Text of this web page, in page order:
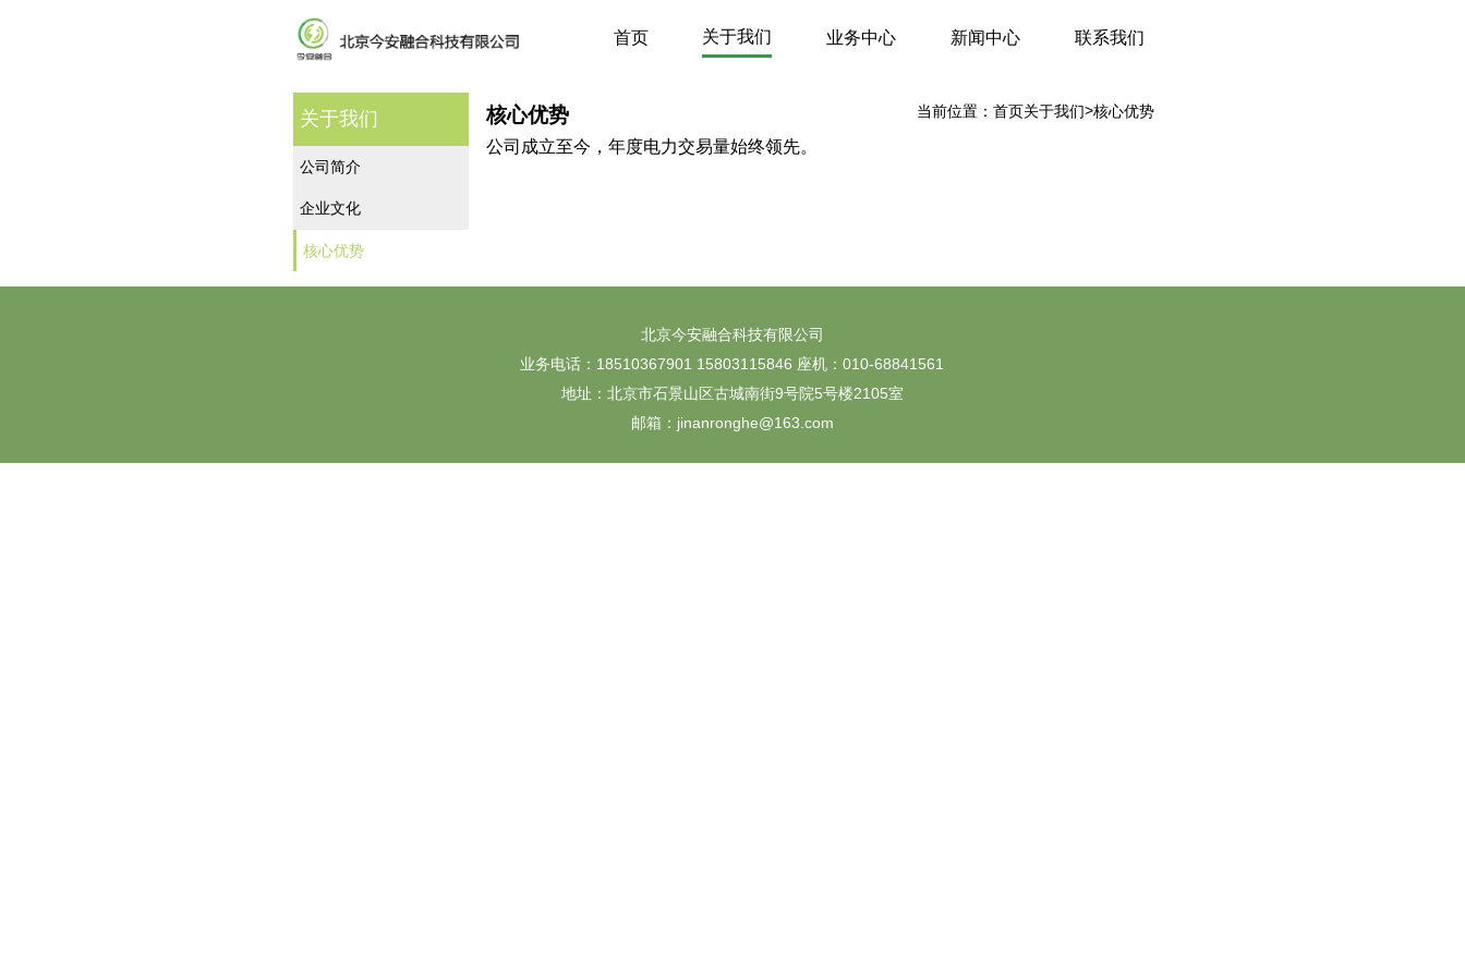
首页 关于我们 业务中心 新闻中心 联系我们
关于我们
公司简介
企业文化
核心优势
核心优势 当前位置：首页关于我们>核心优势
公司成立至今，年度电力交易量始终领先。
北京今安融合科技有限公司
业务电话：18510367901 15803115846 座机：010-68841561
地址：北京市石景山区古城南街9号院5号楼2105室
邮箱：jinanronghe@163.com